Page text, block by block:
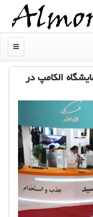
منو
الكامپ در